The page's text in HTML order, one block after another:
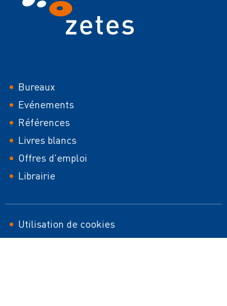
Footer
Bureaux
Evénements
Références
Livres blancs
Offres d'emploi
Librairie
Footer
Utilisation de cookies
Sitemap HTML